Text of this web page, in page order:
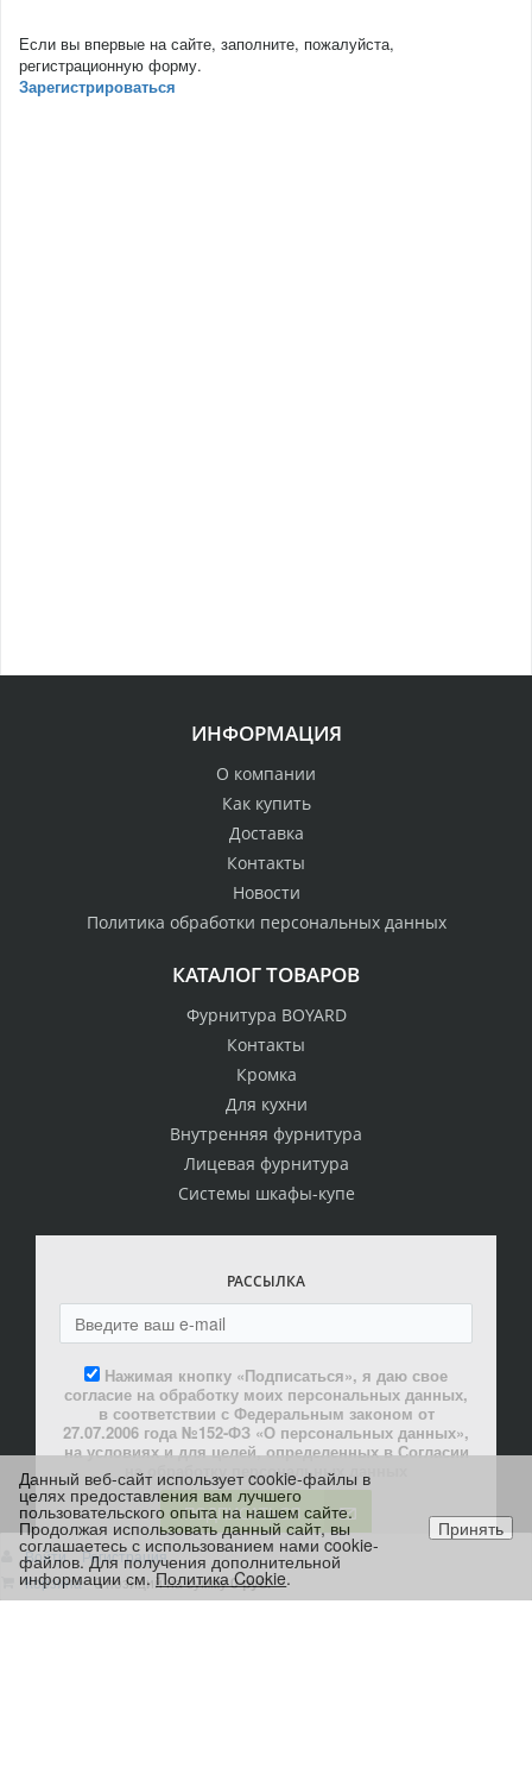
Если вы впервые на сайте, заполните, пожалуйста,
регистрационную форму.
Зарегистрироваться
ИНФОРМАЦИЯ
О компании
Как купить
Доставка
Контакты
Новости
Политика обработки персональных данных
КАТАЛОГ ТОВАРОВ
Фурнитура BOYARD
Контакты
Кромка
Для кухни
Внутренняя фурнитура
Лицевая фурнитура
Системы шкафы-купе
РАССЫЛКА
Нажимая кнопку «Подписаться», я даю свое
согласие на обработку моих персональных данных,
в соответствии с Федеральным законом от
27.07.2006 года №152-ФЗ «О персональных данных»,
на условиях и для целей, определенных в Согласии
на обработку персональных данных
ПОДПИСАТЬСЯ
Войти Регистрация
Корзина 0 позицийна сумму0 руб.
Данный веб-сайт использует cookie-файлы в
целях предоставления вам лучшего
пользовательского опыта на нашем сайте.
Продолжая использовать данный сайт, вы
соглашаетесь с использованием нами cookie-
файлов. Для получения дополнительной
информации см.Политика Cookie.
Принять